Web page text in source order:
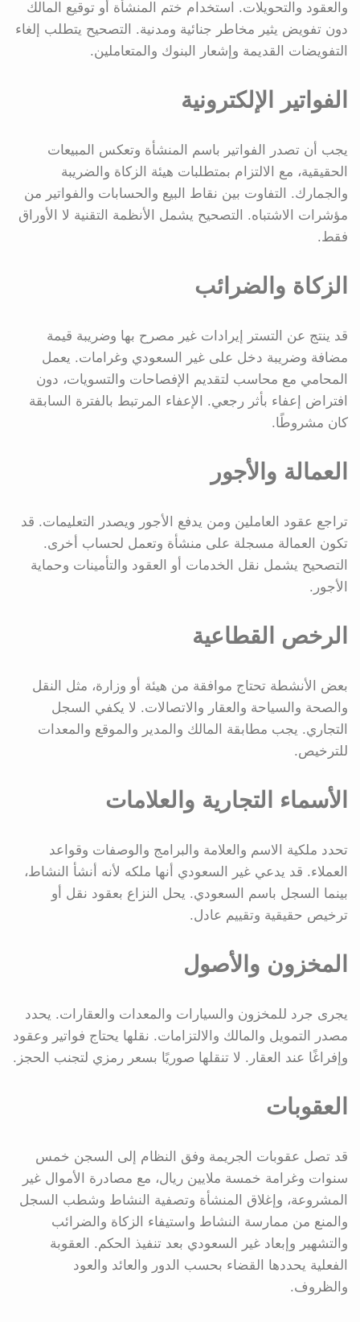
والعقود والتحويلات. استخدام ختم المنشأة أو توقيع المالك
دون تفويض يثير مخاطر جنائية ومدنية. التصحيح يتطلب إلغاء
التفويضات القديمة وإشعار البنوك والمتعاملين.
الفواتير الإلكترونية
يجب أن تصدر الفواتير باسم المنشأة وتعكس المبيعات
الحقيقية، مع الالتزام بمتطلبات هيئة الزكاة والضريبة
والجمارك. التفاوت بين نقاط البيع والحسابات والفواتير من
مؤشرات الاشتباه. التصحيح يشمل الأنظمة التقنية لا الأوراق
فقط.
الزكاة والضرائب
قد ينتج عن التستر إيرادات غير مصرح بها وضريبة قيمة
مضافة وضريبة دخل على غير السعودي وغرامات. يعمل
المحامي مع محاسب لتقديم الإفصاحات والتسويات، دون
افتراض إعفاء بأثر رجعي. الإعفاء المرتبط بالفترة السابقة
كان مشروطًا.
العمالة والأجور
تراجع عقود العاملين ومن يدفع الأجور ويصدر التعليمات. قد
تكون العمالة مسجلة على منشأة وتعمل لحساب أخرى.
التصحيح يشمل نقل الخدمات أو العقود والتأمينات وحماية
الأجور.
الرخص القطاعية
بعض الأنشطة تحتاج موافقة من هيئة أو وزارة، مثل النقل
والصحة والسياحة والعقار والاتصالات. لا يكفي السجل
التجاري. يجب مطابقة المالك والمدير والموقع والمعدات
للترخيص.
الأسماء التجارية والعلامات
تحدد ملكية الاسم والعلامة والبرامج والوصفات وقواعد
العملاء. قد يدعي غير السعودي أنها ملكه لأنه أنشأ النشاط،
بينما السجل باسم السعودي. يحل النزاع بعقود نقل أو
ترخيص حقيقية وتقييم عادل.
المخزون والأصول
يجرى جرد للمخزون والسيارات والمعدات والعقارات. يحدد
مصدر التمويل والمالك والالتزامات. نقلها يحتاج فواتير وعقود
وإفراغًا عند العقار. لا تنقلها صوريًا بسعر رمزي لتجنب الحجز.
العقوبات
قد تصل عقوبات الجريمة وفق النظام إلى السجن خمس
سنوات وغرامة خمسة ملايين ريال، مع مصادرة الأموال غير
المشروعة، وإغلاق المنشأة وتصفية النشاط وشطب السجل
والمنع من ممارسة النشاط واستيفاء الزكاة والضرائب
والتشهير وإبعاد غير السعودي بعد تنفيذ الحكم. العقوبة
الفعلية يحددها القضاء بحسب الدور والعائد والعود
والظروف.